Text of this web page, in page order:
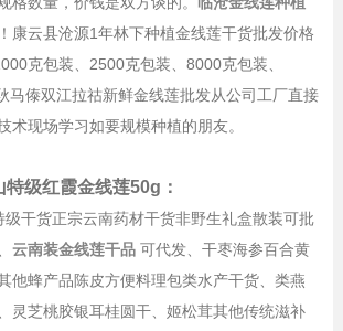
康云县沧源1年林下种植金线莲干货批发价格
克包装、2500克包装、8000克包装、
马傣双江拉祜新鲜金线莲批发从公司工厂直接
术现场学习如要规模种植的朋友。
级红霞金线莲50g：
干货正宗云南药材干货非野生礼盒散装可批
云南装金线莲干品可代发、干枣海参百合黄
他蜂产品陈皮方便料理包类水产干货、类燕
灵芝桃胶银耳桂圆干、姬松茸其他传统滋补